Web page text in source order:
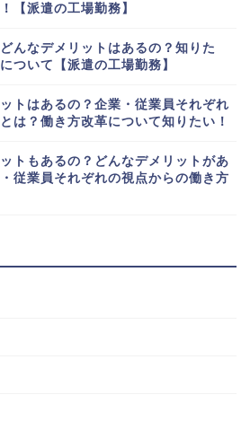
【派遣の工場勤務】
んなデメリットはあるの？知りた
ついて【派遣の工場勤務】
トはあるの？企業・従業員それぞれ
は？働き方改革について知りたい！
トもあるの？どんなデメリットがあ
従業員それぞれの視点からの働き方